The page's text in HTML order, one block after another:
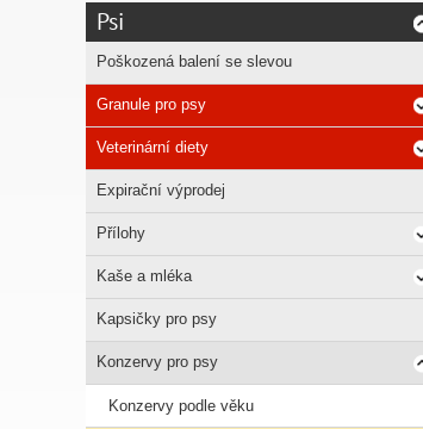
Psi
Poškozená balení se slevou
Granule pro psy
Veterinární diety
Expirační výprodej
Přílohy
Kaše a mléka
Kapsičky pro psy
Konzervy pro psy
Konzervy podle věku